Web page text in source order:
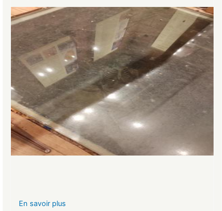
die
Teilnehmer:innen
En savoir plus